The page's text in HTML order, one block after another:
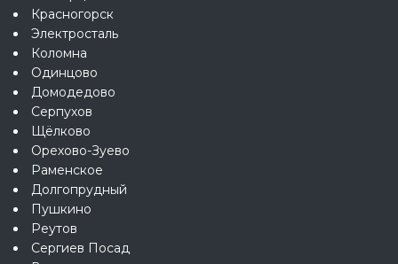
Красногорск
Электросталь
Коломна
Одинцово
Домодедово
Серпухов
Щёлково
Орехово-Зуево
Раменское
Долгопрудный
Пушкино
Реутов
Сергиев Посад